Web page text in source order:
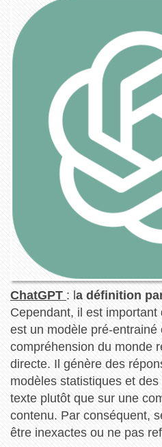
ChatGPT : la définition
Cependant, il est
est un modèle pré-entrainé
compréhension du monde
directe. Il génère des
modèles statistiques et
texte plutôt que sur une
contenu. Par conséquent,
être inexactes ou ne pas